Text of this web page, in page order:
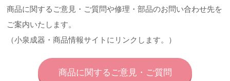
商品に関するご意見・ご質問や修理・部品のお問い合わせ先を
ご案内いたします。
（小泉成器・商品情報サイトにリンクします。）
商品に関するご意見・ご質問